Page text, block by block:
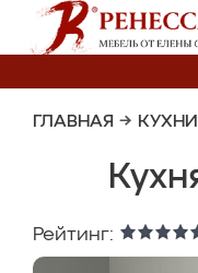
ГЛАВНАЯ → КУХНИ
Рейтинг: